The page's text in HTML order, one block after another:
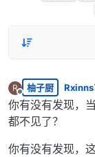
R
离线
柚子厨 Rxinns
你有没有发现，
都不见了？
你有没有发现，